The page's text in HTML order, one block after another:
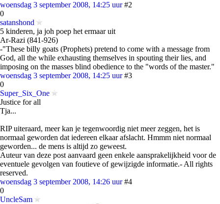
woensdag 3 september 2008, 14:25 uur #2
0
satanshond
5 kinderen, ja joh poep het ermaar uit
Ar-Razi (841-926)
-"These billy goats (Prophets) pretend to come with a message from
God, all the while exhausting themselves in spouting their lies, and
imposing on the masses blind obedience to the "words of the master."
woensdag 3 september 2008, 14:25 uur #3
0
Super_Six_One
Justice for all
Tja...
RIP uiteraard, meer kan je tegenwoordig niet meer zeggen, het is
normaal geworden dat iedereen elkaar afslacht. Hmmm niet normaal
geworden... de mens is altijd zo geweest.
Auteur van deze post aanvaard geen enkele aansprakelijkheid voor de
eventuele gevolgen van foutieve of gewijzigde informatie.- All rights
reserved.
woensdag 3 september 2008, 14:26 uur #4
0
UncleSam